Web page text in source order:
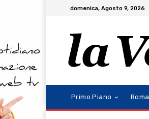
domenica, Agosto 9, 2026
Primo Piano Roma